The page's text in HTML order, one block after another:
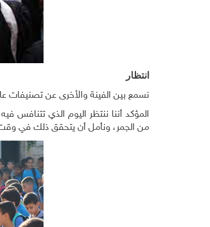
انتظار
نسمع بين الفينة والأخرى عن تصنيفات
المؤكد أننا ننتظر اليوم الذي
من الجمر، ونأمل أن يتحقق ذلك في